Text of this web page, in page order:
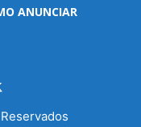
ANUNCIAR